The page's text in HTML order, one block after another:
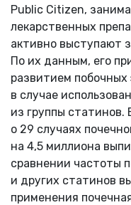
Public Citizen,
лекарственных
активно выступают
По их данным, его
развитием
в случае
из группы
о 29 случаях
на 4,5 миллиона
сравнении частоты
и других статинов
применения